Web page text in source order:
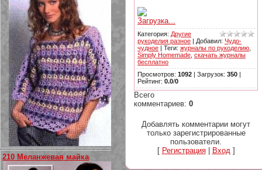
210 Меланжевая майка
Загрузка...
Категория: Другие
рукоделия разное | Добавил: Чудо-
чудное | Теги: журналы по рукоделию
Simply Homemade скачать журналы
бесплатно
Просмотров: 1092 | Загрузок: 350 |
Рейтинг: 0.0/0
Всего
комментариев: 0
Добавлять комментарии могут
только зарегистрированные
пользователи.
[ Регистрация| Вход]